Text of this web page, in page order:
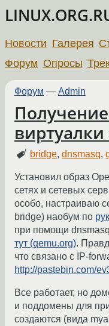
Новости Галерея
Форум Опросы
Форум — Admin
виртуалки
bridge,dnsmasq,
Установил образ
сетях и сетевых
особо, настраиваю
bridge) наобум по
при помощи
тут (qemu.org).
что связано с IP-
http://pastebin.com/
Все работает, но
и поддомены для
создаются (вида